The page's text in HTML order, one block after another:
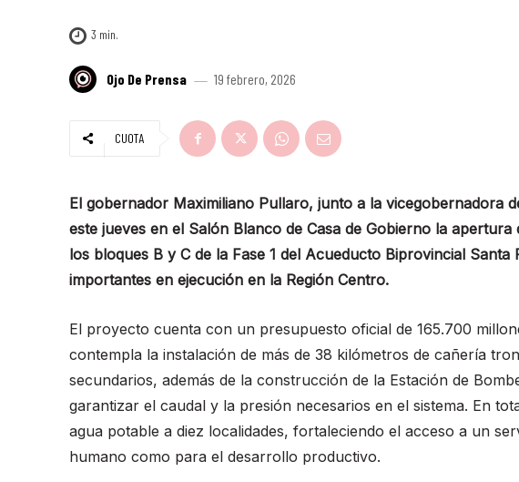
3 min.
Ojo De Prensa 19 febrero, 2026
CUOTA
El gobernador Maximiliano Pullaro, junto a la vicegobernadora
este jueves en el Salón Blanco de Casa de Gobierno la
los bloques B y C de la Fase 1 del Acueducto Biprovincial
importantes en ejecución en la Región Centro.
El proyecto cuenta con un presupuesto oficial de 165.700
contempla la instalación de más de 38 kilómetros de cañería
secundarios, además de la construcción de la Estación de
garantizar el caudal y la presión necesarios en el sistema. En
agua potable a diez localidades, fortaleciendo el acceso a un
humano como para el desarrollo productivo.